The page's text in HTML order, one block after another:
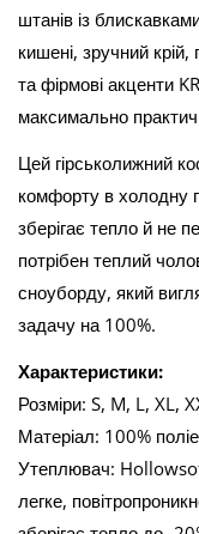
штанів із
кишені, зручний
та фірмові акценти
максимально
Цей гірськолижний
комфорту в холодну
зберігає тепло й не
потрібен теплий
сноуборду, який
задачу на 100%.
Характеристики:
Розміри: S, M, L, XL,
Матеріал: 100%
Утеплювач:
легке,